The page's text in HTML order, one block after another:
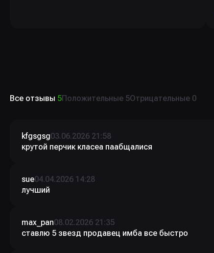
Все отзывы 5Положительные 5Отрицательные 0
kfgsgsg03.06.2026 21:58
крутой перчик класеа паабщалися
sue04.04.2026 14:28
лучший
max_pan08.02.2026 21:35
ставлю 5 звезд продавец имба все быстро